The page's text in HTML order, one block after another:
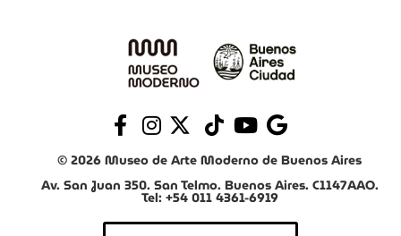
© 2026 Museo de Arte Moderno de Buenos Aires
Av. San Juan 350. San Telmo. Buenos Aires. C1147AAO.
Tel: +54 011 4361-6919